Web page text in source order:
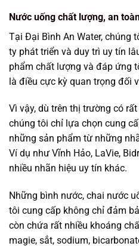
Nước uống chất lượng, an
Tại Đại Bình An Water, chúng
ty phát triển và duy trì uy tín
phẩm chất lượng và đáp ứng
là điều cực kỳ quan trọng đối
Vì vậy, dù trên thị trường có
chúng tôi chỉ lựa chọn cung
những sản phẩm từ những
Ví dụ như Vĩnh Hảo, LaVie,
nhiều nhãn hiệu uy tín khác.
Những bình nước, chai nước
tôi cung cấp không chỉ đảm
còn chứa rất nhiều khoáng
magie, sắt, sodium,